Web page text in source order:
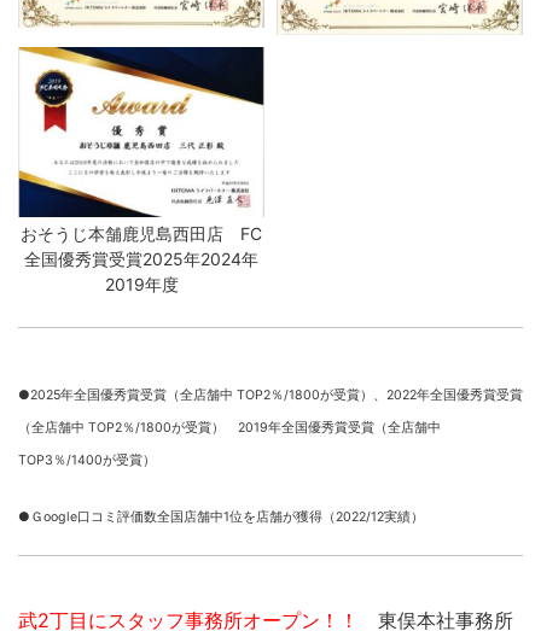
おそうじ本舗鹿児島西田店 FC
全国優秀賞受賞2025年2024年
2019年度
●2025年全国優秀賞受賞（全店舗中 TOP2％/1800が受賞）、 2022年全国優秀賞受賞
（全店舗中 TOP2％/1800が受賞） 2019年全国優秀賞受賞（全店舗中
TOP3％/1400が受賞）
●Ｇoogle口コミ評価数全国店舗中1位を店舗が獲得（2022/12実績）
武2丁目にスタッフ事務所オープン！！ 東俣本社事務所